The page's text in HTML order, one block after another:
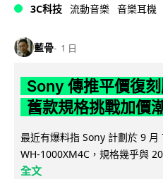
3C科技 流動音樂 音樂耳機
藍骨 1 日
Sony 傳推平價復
舊款規格挑戰加價
最近有爆料指 Sony 計劃於 9
WH-1000XM4C，規格幾乎與
全文